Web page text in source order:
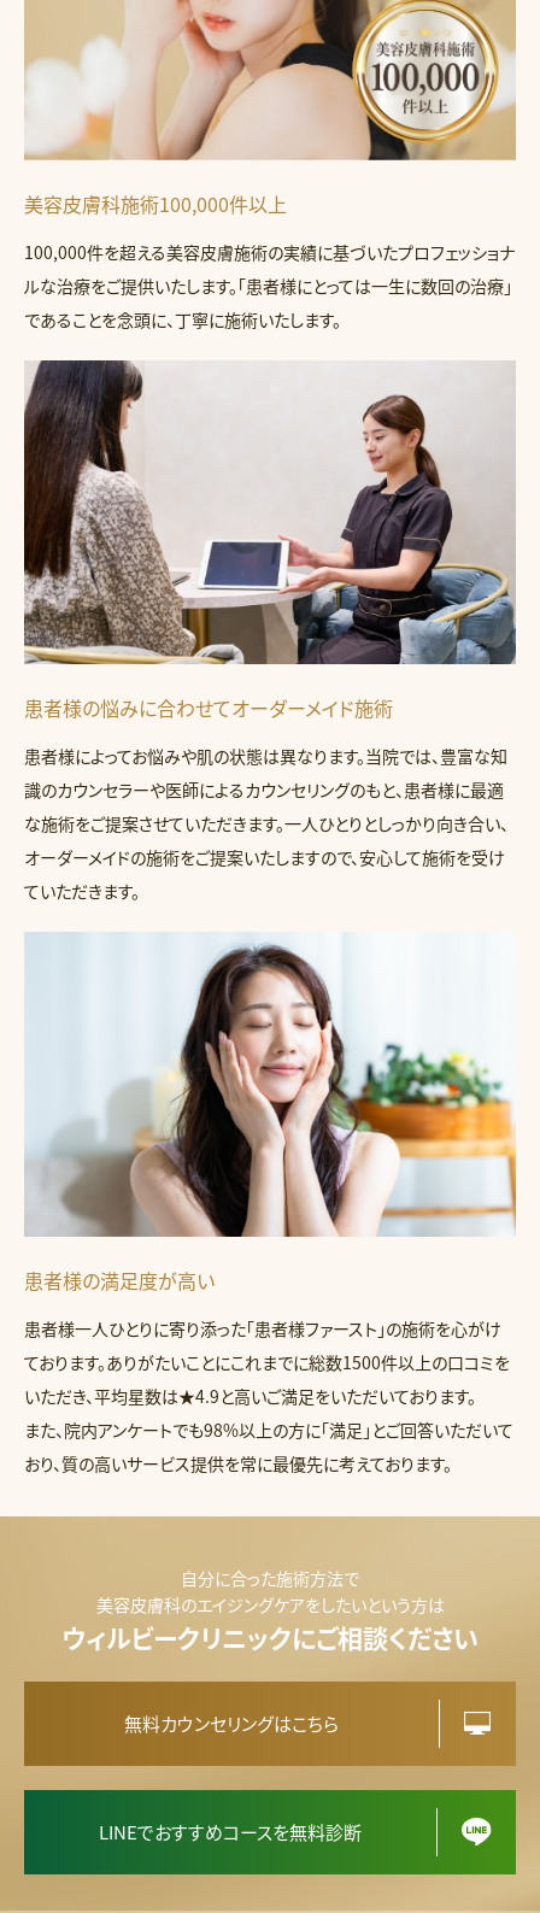
美容皮膚科施術100,000件以上
100,000件を超える美容皮膚施術の実績に基づいたプロフェッショナ
ルな治療をご提供いたします。「患者様にとっては一生に数回の治療」
であることを念頭に、丁寧に施術いたします。
患者様の悩みに合わせてオーダーメイド施術
患者様によってお悩みや肌の状態は異なります。当院では、豊富な知
識のカウンセラーや医師によるカウンセリングのもと、患者様に最適
な施術をご提案させていただきます。一人ひとりとしっかり向き合い、
オーダーメイドの施術をご提案いたしますので、安心して施術を受け
ていただきます。
患者様の満足度が高い
患者様一人ひとりに寄り添った「患者様ファースト」の施術を心がけ
ております。ありがたいことにこれまでに総数1500件以上の口コミを
いただき、平均星数は★4.9と高いご満足をいただいております。
また、院内アンケートでも98%以上の方に「満足」とご回答いただいて
おり、質の高いサービス提供を常に最優先に考えております。
自分に合った施術方法で
美容皮膚科のエイジングケアをしたいという方は
ウィルビークリニックにご相談ください
無料カウンセリングはこちら
LINEでおすすめコースを無料診断